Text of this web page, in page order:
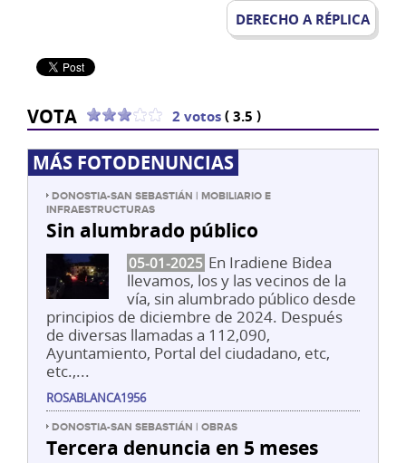
DERECHO A RÉPLICA
VOTA 2 votos(3.5 )
MÁS FOTODENUNCIAS
DONOSTIA-SAN SEBASTIÁN | MOBILIARIO E
INFRAESTRUCTURAS
Sin alumbrado público
05-01-2025 En Iradiene Bidea
llevamos, los y las vecinos de la
vía, sin alumbrado público desde
principios de diciembre de 2024. Después
de diversas llamadas a 112,090,
Ayuntamiento, Portal del ciudadano, etc,
etc.,...
ROSABLANCA1956
DONOSTIA-SAN SEBASTIÁN | OBRAS
Tercera denuncia en 5 meses